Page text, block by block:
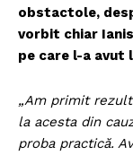
obstactole,
vorbit chiar
pe care l-a avut
„Am primit
la acesta din
proba practică.